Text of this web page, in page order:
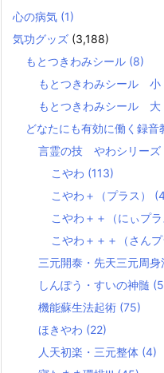
心の病気 (1)
気功グッズ (3,188)
もとつきわみシール (8)
もとつきわみシール 小
もとつきわみシール 大
どなたにも有効に働く録音
言霊の技 やわシリーズ
こやわ (113)
こやわ＋（プラス）
こやわ＋＋（にぃプラ
こやわ＋＋＋（さんプ
三元開泰・先天三元周身
しんぽう・すいの神髄
機能蘇生法起術 (75)
ほきやわ (22)
人天初楽・三元整体 (4)